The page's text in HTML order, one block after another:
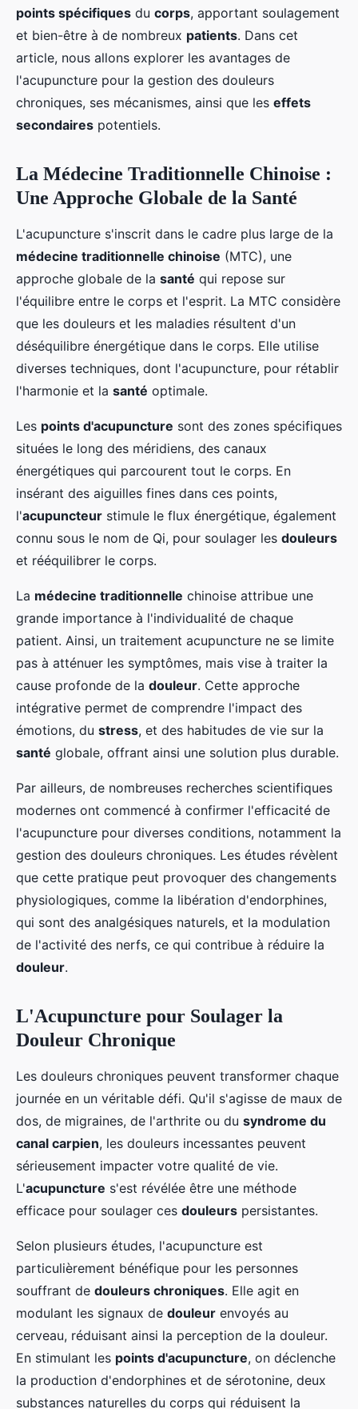
points spécifiques du corps, apportant soulagement
et bien-être à de nombreux patients. Dans cet
article, nous allons explorer les avantages de
l'acupuncture pour la gestion des douleurs
chroniques, ses mécanismes, ainsi que les effets
secondaires potentiels.
La Médecine Traditionnelle Chinoise :
Une Approche Globale de la Santé
L'acupuncture s'inscrit dans le cadre plus large de la
médecine traditionnelle chinoise (MTC), une
approche globale de la santé qui repose sur
l'équilibre entre le corps et l'esprit. La MTC considère
que les douleurs et les maladies résultent d'un
déséquilibre énergétique dans le corps. Elle utilise
diverses techniques, dont l'acupuncture, pour rétablir
l'harmonie et la santé optimale.
Les points d'acupuncture sont des zones spécifiques
situées le long des méridiens, des canaux
énergétiques qui parcourent tout le corps. En
insérant des aiguilles fines dans ces points,
l'acupuncteur stimule le flux énergétique, également
connu sous le nom de Qi, pour soulager les douleurs
et rééquilibrer le corps.
La médecine traditionnelle chinoise attribue une
grande importance à l'individualité de chaque
patient. Ainsi, un traitement acupuncture ne se limite
pas à atténuer les symptômes, mais vise à traiter la
cause profonde de la douleur. Cette approche
intégrative permet de comprendre l'impact des
émotions, du stress, et des habitudes de vie sur la
santé globale, offrant ainsi une solution plus durable.
Par ailleurs, de nombreuses recherches scientifiques
modernes ont commencé à confirmer l'efficacité de
l'acupuncture pour diverses conditions, notamment la
gestion des douleurs chroniques. Les études révèlent
que cette pratique peut provoquer des changements
physiologiques, comme la libération d'endorphines,
qui sont des analgésiques naturels, et la modulation
de l'activité des nerfs, ce qui contribue à réduire la
douleur.
L'Acupuncture pour Soulager la
Douleur Chronique
Les douleurs chroniques peuvent transformer chaque
journée en un véritable défi. Qu'il s'agisse de maux de
dos, de migraines, de l'arthrite ou du syndrome du
canal carpien, les douleurs incessantes peuvent
sérieusement impacter votre qualité de vie.
L'acupuncture s'est révélée être une méthode
efficace pour soulager ces douleurs persistantes.
Selon plusieurs études, l'acupuncture est
particulièrement bénéfique pour les personnes
souffrant de douleurs chroniques. Elle agit en
modulant les signaux de douleur envoyés au
cerveau, réduisant ainsi la perception de la douleur.
En stimulant les points d'acupuncture, on déclenche
la production d'endorphines et de sérotonine, deux
substances naturelles du corps qui réduisent la